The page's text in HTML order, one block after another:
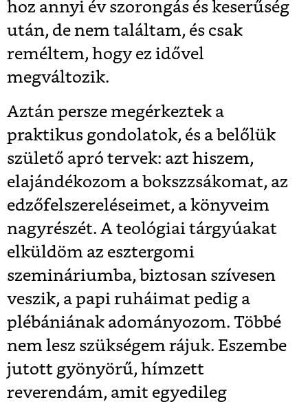
hoz annyi év szorongás és keserűség
után, de nem találtam, és csak
reméltem, hogy ez idővel
megváltozik.
Aztán persze megérkeztek a
praktikus gondolatok, és a belőlük
születő apró tervek: azt hiszem,
elajándékozom a bokszzsákomat, az
edzőfelszereléseimet, a könyveim
nagyrészét. A teológiai tárgyúakat
elküldöm az esztergomi
szemináriumba, biztosan szívesen
veszik, a papi ruháimat pedig a
plébániának adományozom. Többé
nem lesz szükségem rájuk. Eszembe
jutott gyönyörű, hímzett
reverendám, amit egyedileg